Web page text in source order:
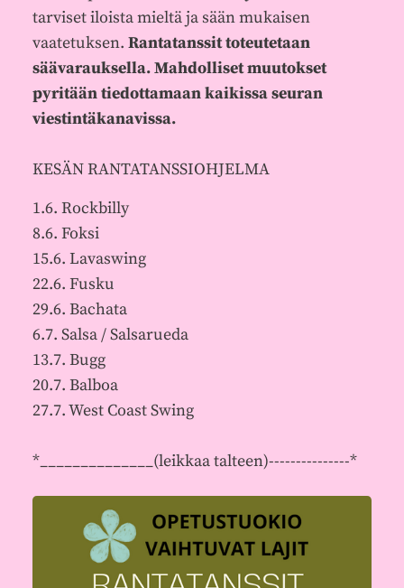
tarviset iloista mieltä ja sään mukaisen
vaatetuksen. Rantatanssit toteutetaan
säävarauksella. Mahdolliset muutokset
pyritään tiedottamaan kaikissa seuran
viestintäkanavissa.
KESÄN RANTATANSSIOHJELMA
1.6. Rockbilly
8.6. Foksi
15.6. Lavaswing
22.6. Fusku
29.6. Bachata
6.7. Salsa / Salsarueda
13.7. Bugg
20.7. Balboa
27.7. West Coast Swing
*______________(leikkaa talteen)---------------*